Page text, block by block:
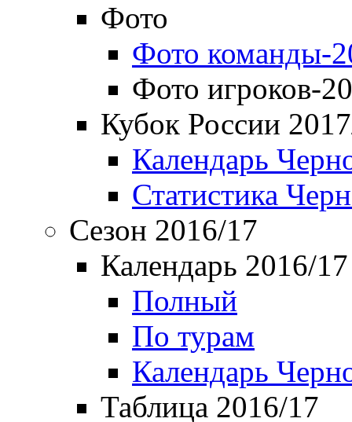
Фото
Фото команды-
Фото игроков-
Кубок России
Календарь
Статистика
Сезон 2016/17
Календарь 2016/17
Полный
По турам
Календарь
Таблица 2016/17